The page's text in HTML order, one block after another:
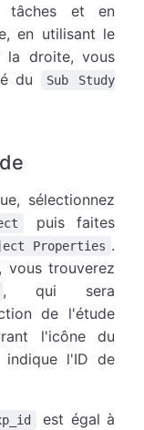
tâches et en
en utilisant le
la droite, vous
du
Sub Study
sélectionnez
puis faites
Properties .
vous trouverez
, qui sera
de l'étude
l'icône du
indique l'ID de
est égal à